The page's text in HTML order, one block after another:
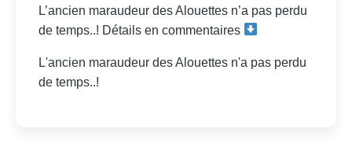
L’ancien maraudeur des Alouettes n’a pas perdu
de temps..! Détails en commentaires
L'ancien maraudeur des Alouettes n'a pas perdu
de temps..!